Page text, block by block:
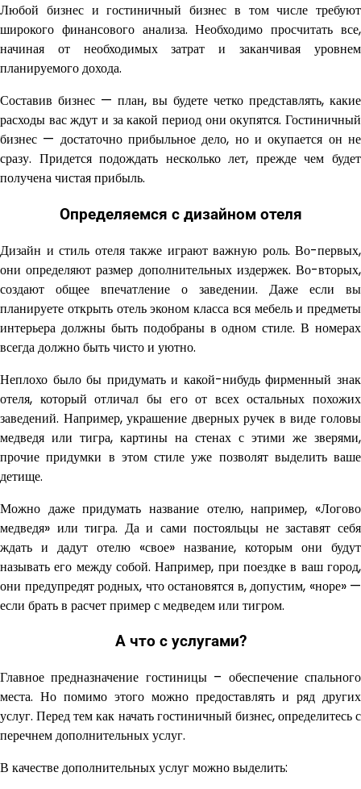
Любой бизнес и гостиничный бизнес в том числе требуют
широкого финансового анализа. Необходимо просчитать все,
начиная от необходимых затрат и заканчивая уровнем
планируемого дохода.
Составив бизнес — план, вы будете четко представлять, какие
расходы вас ждут и за какой период они окупятся. Гостиничный
бизнес — достаточно прибыльное дело, но и окупается он не
сразу. Придется подождать несколько лет, прежде чем будет
получена чистая прибыль.
Определяемся с дизайном отеля
Дизайн и стиль отеля также играют важную роль. Во-первых,
они определяют размер дополнительных издержек. Во-вторых,
создают общее впечатление о заведении. Даже если вы
планируете открыть отель эконом класса вся мебель и предметы
интерьера должны быть подобраны в одном стиле. В номерах
всегда должно быть чисто и уютно.
Неплохо было бы придумать и какой-нибудь фирменный знак
отеля, который отличал бы его от всех остальных похожих
заведений. Например, украшение дверных ручек в виде головы
медведя или тигра, картины на стенах с этими же зверями,
прочие придумки в этом стиле уже позволят выделить ваше
детище.
Можно даже придумать название отелю, например, «Логово
медведя» или тигра. Да и сами постояльцы не заставят себя
ждать и дадут отелю «свое» название, которым они будут
называть его между собой. Например, при поездке в ваш город,
они предупредят родных, что остановятся в, допустим, «норе» —
если брать в расчет пример с медведем или тигром.
А что с услугами?
Главное предназначение гостиницы – обеспечение спального
места. Но помимо этого можно предоставлять и ряд других
услуг. Перед тем как начать гостиничный бизнес, определитесь с
перечнем дополнительных услуг.
В качестве дополнительных услуг можно выделить: